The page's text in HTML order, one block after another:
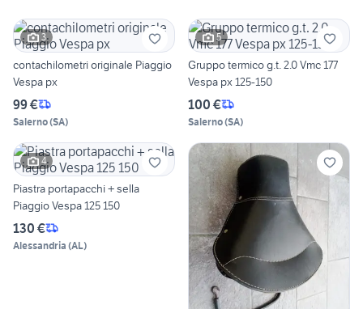
3
contachilometri originale Piaggio
Vespa px
99 €
Salerno(SA)
5
Gruppo termico g.t. 2.0 Vmc 177
Vespa px 125-150
100 €
Salerno(SA)
4
Piastra portapacchi + sella
Piaggio Vespa 125 150
130 €
Alessandria (AL)